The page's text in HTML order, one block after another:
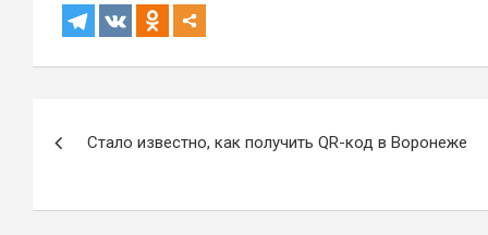
записям
Стало известно, как получить QR-код в Воронеже